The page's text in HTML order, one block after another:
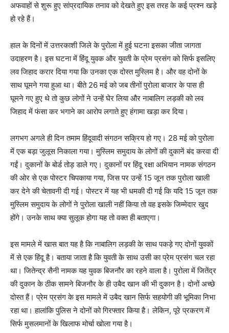
अफवाहों से शुरू हुए सांप्रदायिक तनाव को देखते हुए इस तरह के कई प्रश्न खड़े
हो रहे हैं।
हाल के दिनों में उत्तरकाशी जिले के पुरोला में हुई घटना इसका जीता जागता
उदाहरण है। इस घटना में हिंदू युवक और युवती के प्रेम प्रसंग को सिर्फ इसलिए
लव जिहाद करार दिया गया कि उनका एक दोस्त मुस्लिम है। और वह दोनों के
साथ घूमने गया हुआ था। बीते 26 मई को जब तीनों पुरोला बाजार के पास ही
घूमने गए हुए थे तो कुछ लोगों ने उन्हें घेर लिया और नाबालिग लड़की को लव
जिहाद में फंसा कर भगाने का आरोप लगाते हुए हंगामा खड़ा कर दिया।
लगभग अगले ही दिन तमाम हिंदूवादी संगठन सक्रिय हो गए। 28 मई को पुरोला
में एक बड़ा जुलूस निकाला गया। मुस्लिम समुदाय के लोगों की दुकानें बंद करवा दी
गईं। दुकानों के बोर्ड तोड़ डाले गए। दुकानों पर हिंदू रक्षा अभियान नामक संगठन
की ओर से एक पोस्टर चिपकाया गया, जिस पर उन्हें 15 जून तक पुरोला खाली
कर देने की चेतावनी दी गई। पोस्टर में यह भी धमकी दी गई कि यदि 15 जून तक
मुस्लिम समुदाय के लोगों ने पुरोला खाली नहीं किया तो वह इसके जिम्मेदार खुद
होंगे। उनके साथ क्या सुलूक होगा यह तो वक्त ही बताएगा।
इस मामले में खास बात यह है कि नाबालिग लड़की के साथ पकड़े गए दोनों युवकों
में से एक हिंदू है। बताया जाता है कि युवती के साथ उसी का प्रेम प्रसंग चल रहा
था। जितेन्द्र सैनी नामक यह युवक बिजनौर का रहने वाला है। पुरोला में जितेंद्र
की दुकान के ठीक सामने बिजनौर के ही उबैद खान की भी दुकान है। दोनों अच्छे
दोस्त हैं। प्रेम प्रसंग के इस मामले में उबैद खान सिर्फ सहयोगी की भूमिका निभा
रहा था। हालांकि पुलिस ने दोनों को गिरफ्तार किया है। लेकिन, पूरे प्रकरण में
सिर्फ मुसलमानों के खिलाफ मोर्चा खोला गया है।